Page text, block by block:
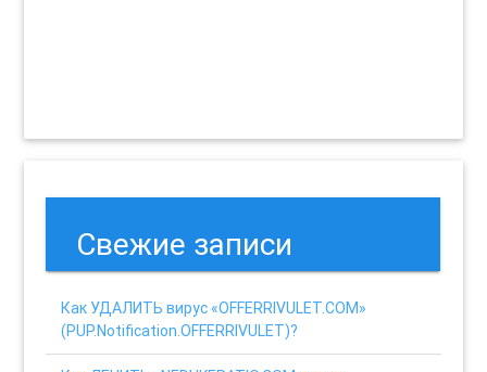
Свежие записи
Как УДАЛИТЬ вирус «OFFERRIVULET.COM»
(PUP.Notification.OFFERRIVULET)?